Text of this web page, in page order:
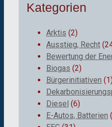
Kategorien
Arktis (2)
Ausstieg, Recht
Bewertung der
Biogas (2)
Bürgerinitiativen
Diesel (6)
E-Autos, Batterien